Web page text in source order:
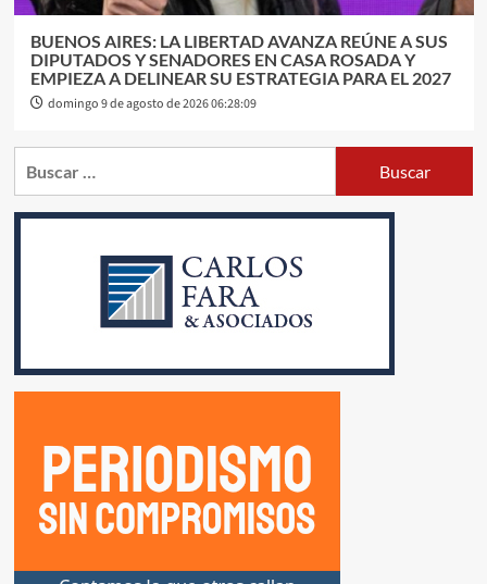
BUENOS AIRES: LA LIBERTAD AVANZA REÚNE A SUS
DIPUTADOS Y SENADORES EN CASA ROSADA Y
EMPIEZA A DELINEAR SU ESTRATEGIA PARA EL 2027
domingo 9 de agosto de 2026 06:28:09